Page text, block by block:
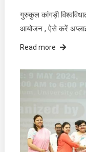
गुरुकुल कांगड़ी
आयोजन , ऐसे करें
Read more